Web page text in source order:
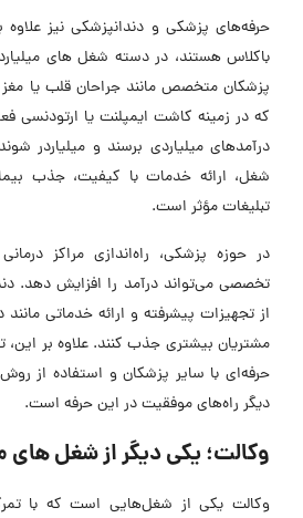
حرفه‌های پزشکی و دندانپزشکی نیز
باکلاس هستند، در دسته شغل های
پزشکان متخصص مانند جراحان قلب یا
که در زمینه کاشت ایمپلنت یا ارتودنسی
درآمدهای میلیاردی برسند و میلیاردر
شغل، ارائه خدمات با کیفیت، جذب
تبلیغات مؤثر است.
در حوزه پزشکی، راه‌اندازی مراکز
تخصصی می‌تواند درآمد را افزایش دهد.
از تجهیزات پیشرفته و ارائه خدماتی مانند
مشتریان بیشتری جذب کنند. علاوه بر این،
حرفه‌ای با سایر پزشکان و استفاده از
دیگر راه‌های موفقیت در این حرفه است.
وکالت؛ یکی دیگر از شغل های
وکالت یکی از شغل‌هایی است که با